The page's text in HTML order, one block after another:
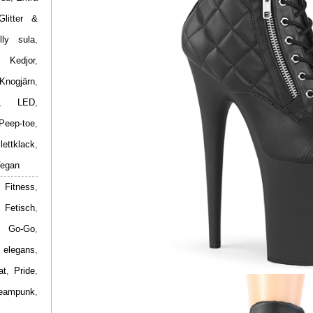
&
sula,
Kedjor,
Knogjärn,
LED,
toe,
,
,
Fetisch,
Go-Go,
,
, Pride,
,